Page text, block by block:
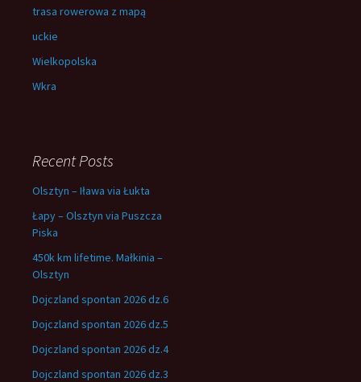
trasa rowerowa z mapą
uckie
Wielkopolska
Wkra
Recent Posts
Olsztyn – Iława via Łukta
Łapy – Olsztyn via Puszcza
Piska
450k km lifetime. Małkinia –
Olsztyn
Dojczland spontan 2026 dz.6
Dojczland spontan 2026 dz.5
Dojczland spontan 2026 dz.4
Dojczland spontan 2026 dz.3